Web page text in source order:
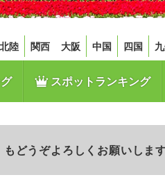
北陸 関西 大阪 中国 四国
スポットランキング
どうぞよろしくお願いします